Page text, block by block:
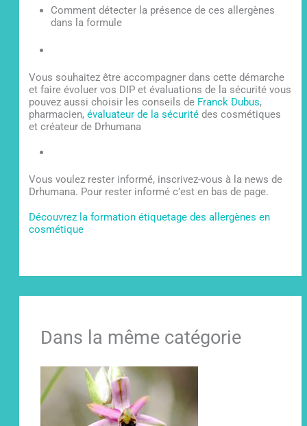
Comment détecter la présence de ces allergènes
dans la formule
Vous souhaitez être accompagner dans cette démarche
et faire évoluer vos DIP et évaluations de la sécurité vous
pouvez aussi choisir les conseils de Franck Dubus,
pharmacien,évaluateur de la sécurité des cosmétiques
et créateur de Drhumana
Vous voulez rester informé, inscrivez-vous à la news de
Drhumana. Pour rester informé c’est en bas de page.
Découvrez la formation étiquetage des allergènes en
cosmétique
Dans la même catégorie